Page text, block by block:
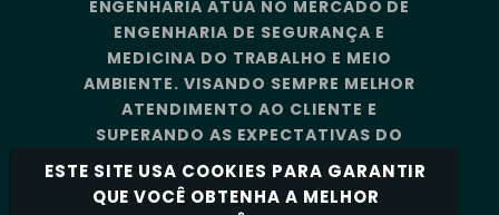
ENGENHARIA ATUA NO MERCADO DE
ENGENHARIA DE SEGURANÇA E
MEDICINA DO TRABALHO E MEIO
AMBIENTE. VISANDO SEMPRE MELHOR
ATENDIMENTO AO CLIENTE E
SUPERANDO AS EXPECTATIVAS DO
MERCADO, A CTE ENGENHARIA
CONTA COM UMA EQUIPE DE
ESTE SITE USA COOKIES PARA GARANTIR
QUE VOCÊ OBTENHA A MELHOR